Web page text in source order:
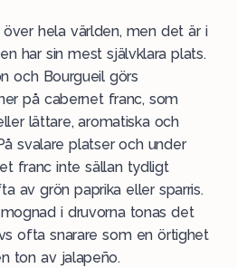
hela världen, men det är i
har sin mest självklara plats.
och Bourgueil görs
på cabernet franc, som
lättare, aromatiska och
svalare platser och under
franc inte sällan tydligt
av grön paprika eller sparris.
i druvorna tonas det
ofta snarare som en örtighet
ton av jalapeño.